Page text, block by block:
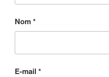
Nom*
E-mail *